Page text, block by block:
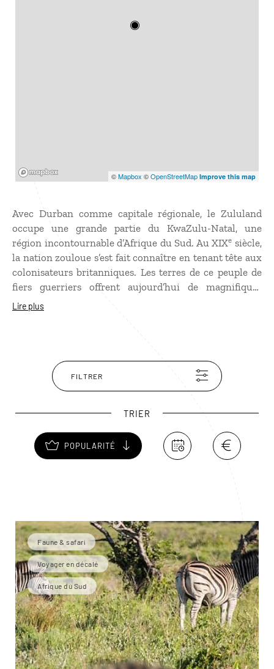
©Mapbox ©OpenStreetMap Improve this map
Avec Durban comme capitale régionale, le Zululand
occupe une grande partie du KwaZulu-Natal, une
région incontournable d’Afrique du Sud. Au XIXe siècle,
la nation zouloue s’est fait connaître en tenant tête aux
colonisateurs britanniques. Les terres de ce peuple de
fiers guerriers offrent aujourd’hui de magnifiques
paysages, entre collines ondulantes et plaines
classé au patrimoine mondial de l’Unesco.
Lire plus
FILTRER
TRIER
POPULARITÉ
Faune & safari
Voyager en décalé
Afrique du Sud